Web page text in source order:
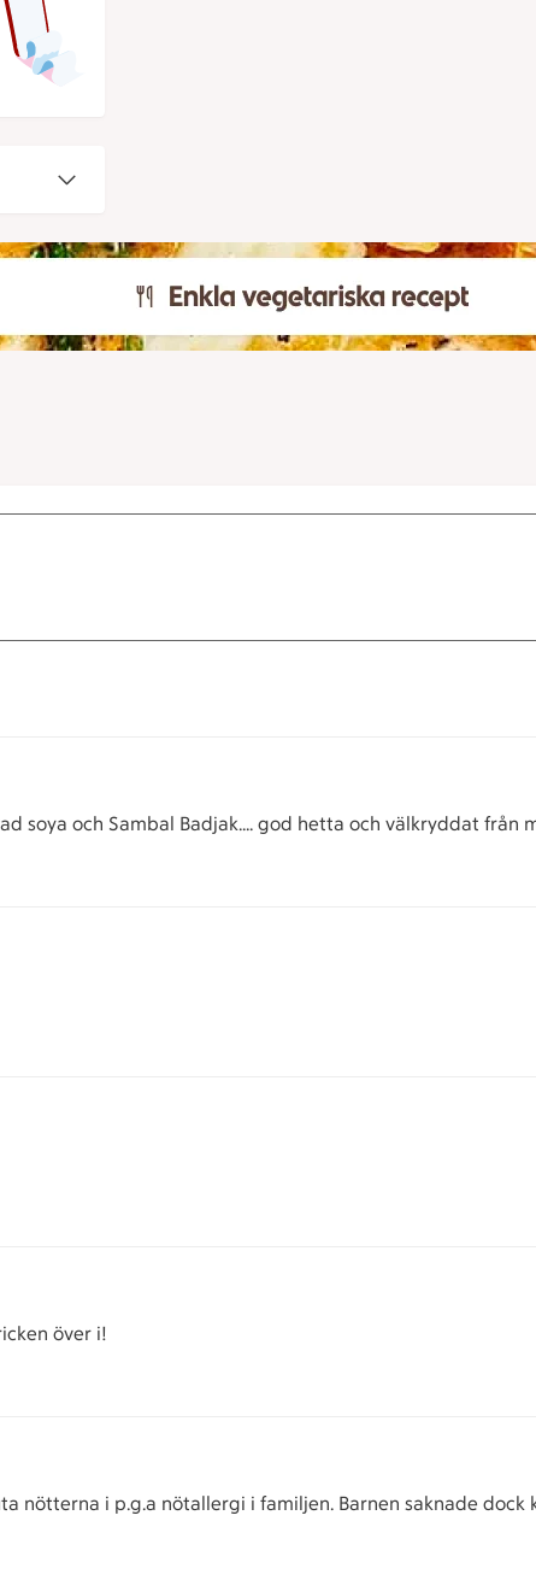
soya och Sambal Badjak.... god hetta och välkryddat från
över i!
nötterna i p.g.a nötallergi i familjen. Barnen saknade dock